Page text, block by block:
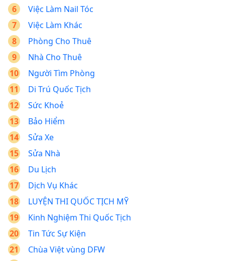
Việc Làm Nail Tóc
Việc Làm Khác
Phòng Cho Thuê
Nhà Cho Thuê
Người Tìm Phòng
Di Trú Quốc Tịch
Sức Khoẻ
Bảo Hiểm
Sửa Xe
Sửa Nhà
Du Lịch
Dịch Vụ Khác
LUYỆN THI QUỐC TỊCH MỸ
Kinh Nghiệm Thi Quốc Tịch
Tin Tức Sự Kiện
Chùa Việt vùng DFW